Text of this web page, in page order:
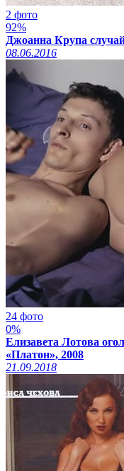
2 фото
92%
Джоанна Крупа
08.06.2016
24 фото
0%
Елизавета Лотова
«Платон», 2008
21.09.2018